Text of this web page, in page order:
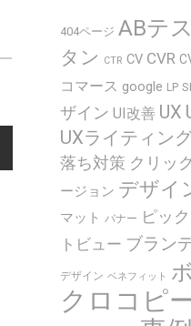
404ページ ABテ
タン
CTR CV CVR
コマース google LP
ザイン UI改善 UX
UXライティン
落ち対策 クリッ
ージョン デザイ
マット バナー ピッ
トビュー ブラン
デザイン ベネフィット
クロコピ